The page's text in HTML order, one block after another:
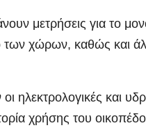
μετρήσεις για το
των χώρων, καθώς και
ηλεκτρολογικές και
χρήσης του